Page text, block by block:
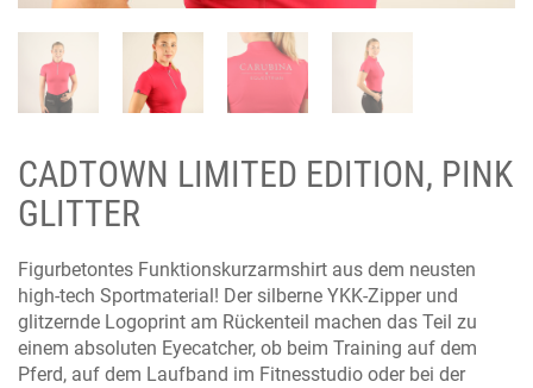
CADTOWN LIMITED EDITION, PINK
GLITTER
Figurbetontes Funktionskurzarmshirt aus dem neusten
high-tech Sportmaterial! Der silberne YKK-Zipper und
glitzernde Logoprint am Rückenteil machen das Teil zu
einem absoluten Eyecatcher, ob beim Training auf dem
Pferd, auf dem Laufband im Fitnesstudio oder bei der